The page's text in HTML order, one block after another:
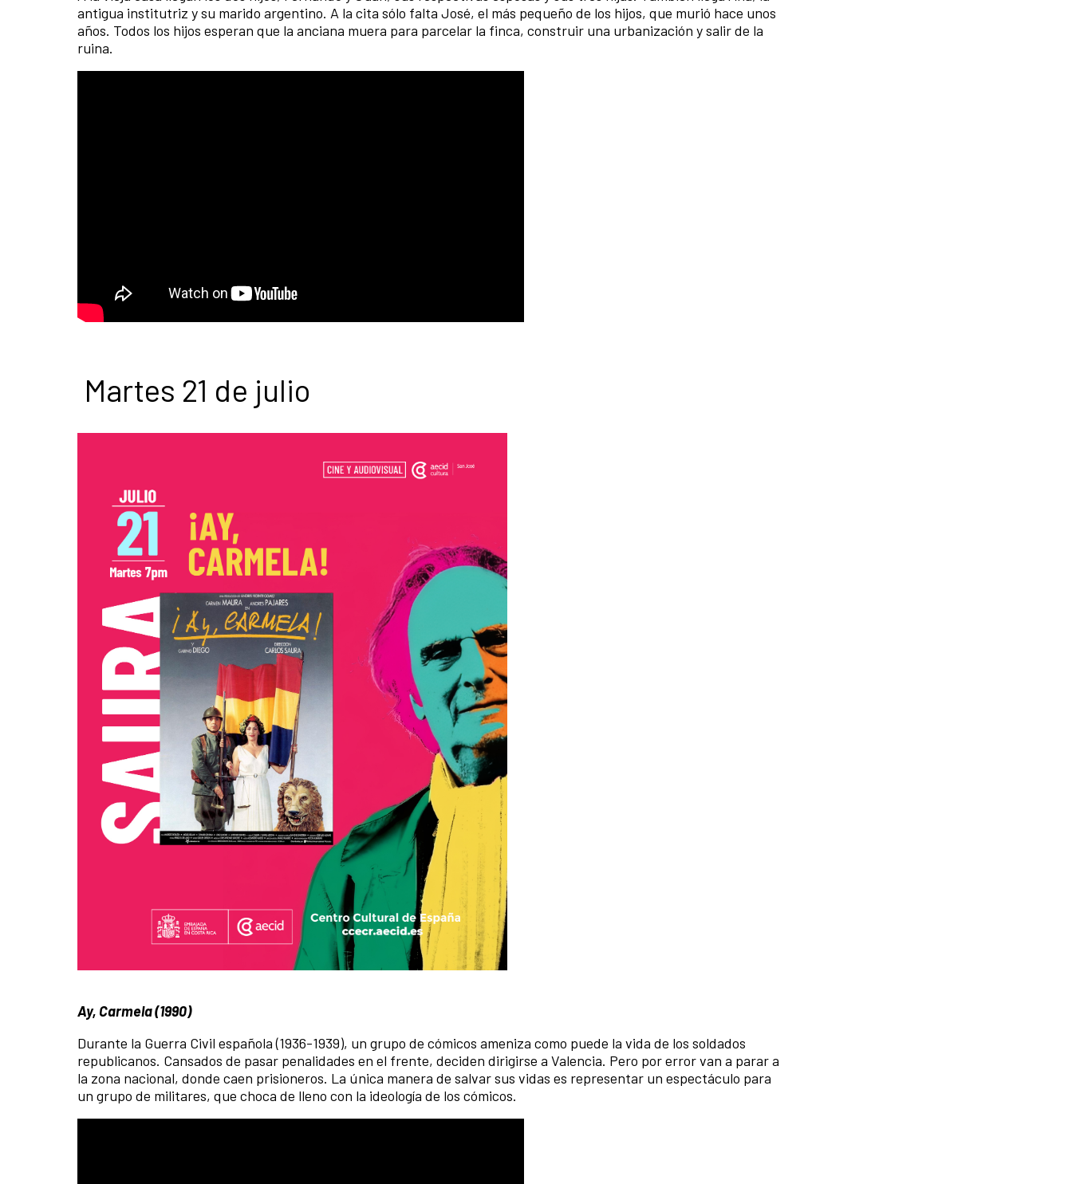
antigua institutriz y su marido argentino. A la cita sólo falta José, el más pequeño de los hijos, que murió hace unos
años. Todos los hijos esperan que la anciana muera para parcelar la finca, construir una urbanización y salir de la
ruina.
Martes 21 de julio
Ay, Carmela (1990)
Durante la Guerra Civil española (1936-1939), un grupo de cómicos ameniza como puede la vida de los soldados
republicanos. Cansados de pasar penalidades en el frente, deciden dirigirse a Valencia. Pero por error van a parar a
la zona nacional, donde caen prisioneros. La única manera de salvar sus vidas es representar un espectáculo para
un grupo de militares, que choca de lleno con la ideología de los cómicos.